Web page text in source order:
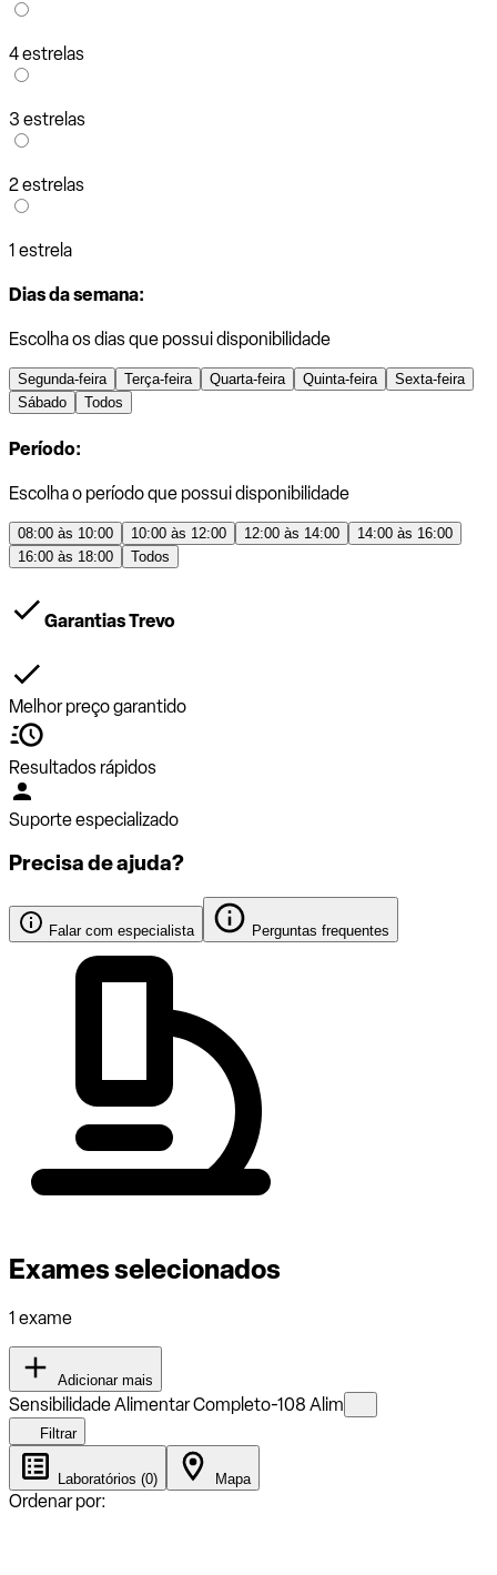
4 estrelas
3 estrelas
2 estrelas
1 estrela
Dias da semana:
Escolha os dias que possui disponibilidade
Segunda-feira Terça-feira Quarta-feira Quinta-feira
Sexta-feira
Sábado
Todos
Período:
Escolha o período que possui disponibilidade
08:00 às 10:00 10:00 às 12:00 12:00 às 14:00
14:00 às 16:00
16:00 às 18:00
Todos
Garantias Trevo
Melhor preço garantido
Resultados rápidos
Suporte especializado
Precisa de ajuda?
Falar com especialista Perguntas frequentes
Exames selecionados
1 exame
Adicionar mais
Sensibilidade Alimentar Completo-108 Alim
Filtrar
Laboratórios (0) Mapa
Ordenar por: